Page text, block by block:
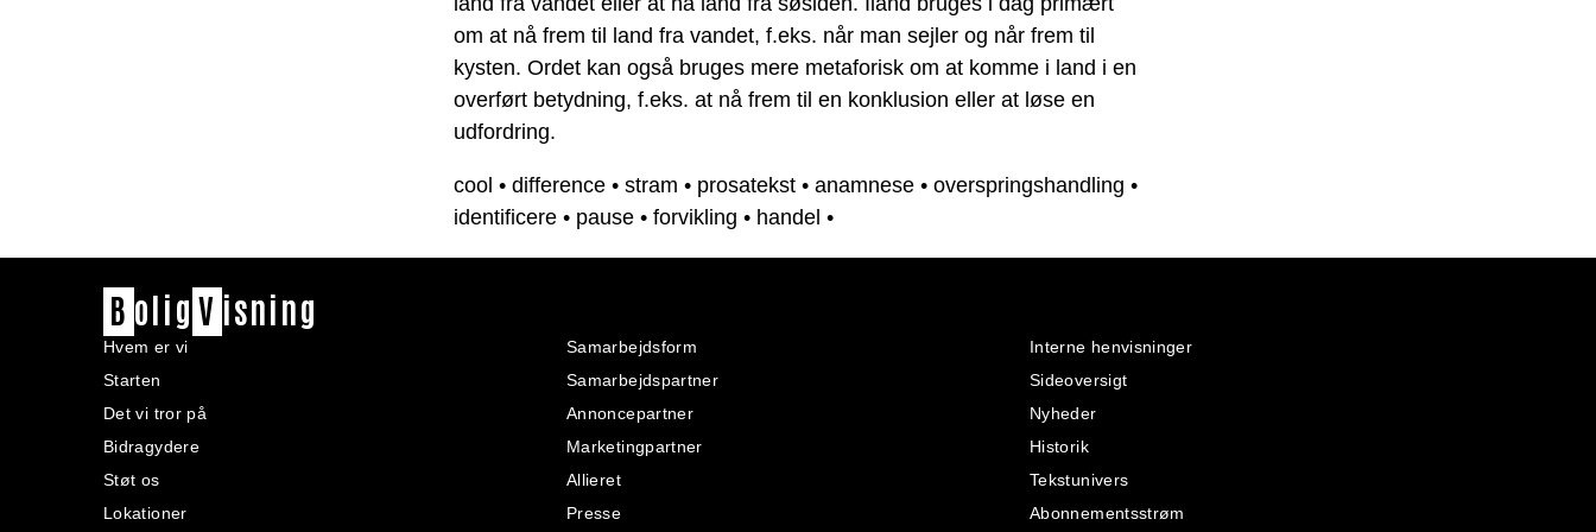
om at nå frem til land fra vandet, f.eks. når man sejler og når frem til
kysten. Ordet kan også bruges mere metaforisk om at komme i land i en
overført betydning, f.eks. at nå frem til en konklusion eller at løse en
udfordring.
cool • difference • stram • prosatekst • anamnese • overspringshandling •
identificere • pause • forvikling • handel •
B olig V isning
Hvem er vi
Starten
Det vi tror på
Bidragydere
Støt os
Lokationer
Samarbejdsform
Samarbejdspartner
Annoncepartner
Marketingpartner
Allieret
Presse
Interne henvisninger
Sideoversigt
Nyheder
Historik
Tekstunivers
Abonnementsstrøm